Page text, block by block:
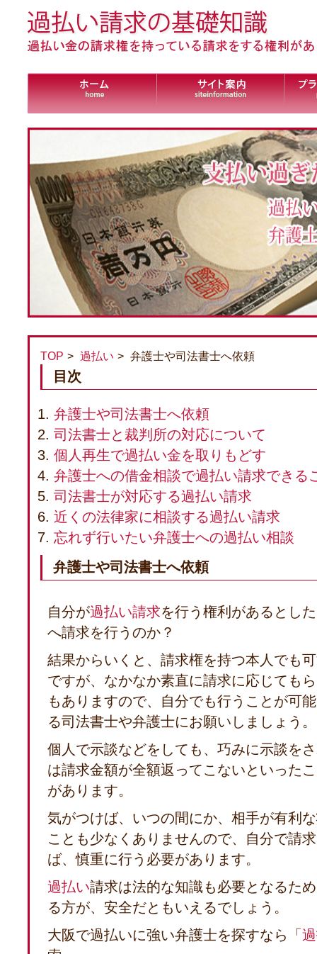
TOP 過払い 弁護士や司法書士へ依頼
目次
弁護士や司法書士へ依頼
司法書士と裁判所の対応について
個人再生で過払い金を取りもどす
弁護士への借金相談で過払い請求できる
司法書士が対応する過払い請求
近くの法律家に相談する過払い請求
忘れず行いたい弁護士への過払い相談
弁護士や司法書士へ依頼
自分が過払い請求を行う権利があるとし
へ請求を行うのか？
結果からいくと、請求権を持つ本人でも
ですが、なかなか素直に請求に応じても
もありますので、自分でも行うことが可
る司法書士や弁護士にお願いしましょう。
個人で示談などをしても、巧みに示談を
は請求金額が全額返ってこないといった
があります。
気がつけば、いつの間にか、相手が有利
ことも少なくありませんので、自分で請
ば、慎重に行う必要があります。
過払い請求は法的な知識も必要となるた
る方が、安全だともいえるでしょう。
大阪で過払いに強い弁護士を探すなら「